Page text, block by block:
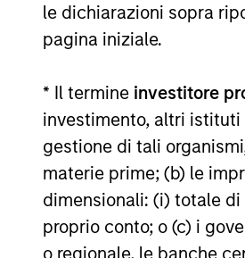
le dichiarazioni sopra
pagina iniziale.
* Il termine investitore
investimento, altri
gestione di tali
materie prime; (b) le
dimensionali: (i) totale di
proprio conto; o (c) i
o regionale, le banche
Il ricorso alla leva aumenta i
che negativo, nel valore di
in tutte le giurisdizioni e che i
locali.
Più alta è la categoria (1-7),
rimanda al Documento
Il Morningstar Rating™,
o “star
chiusi e conti separati) con uno
viene calcolato sulla base di
ponendo maggior enfasi sulle